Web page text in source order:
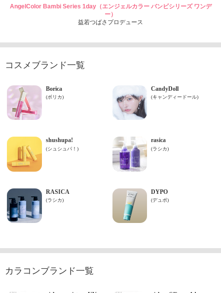
AngelColor Bambi Series 1day（エンジェルカラー バンビシリーズ ワンデ
ー）
益若つばさプロデュース
コスメブランド一覧
カラコンブランド一覧